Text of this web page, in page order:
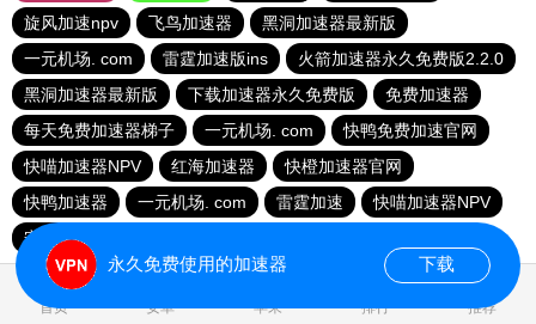
旋风加速npv
飞鸟加速器
黑洞加速器最新版
一元机场. com
雷霆加速版ins
火箭加速器永久免费版2.2.0
黑洞加速器最新版
下载加速器永久免费版
免费加速器
每天免费加速器梯子
一元机场. com
快鸭免费加速官网
快喵加速器NPV
红海加速器
快橙加速器官网
快鸭加速器
一元机场. com 雷霆加速
快喵加速器NPV
安易加速器
首页 安卓 苹果 排行 推荐
永久免费使用的加速器 下载
0.033142s